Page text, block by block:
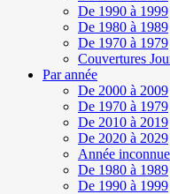
De 1990 à 1999
De 1980 à 1989
De 1970 à 1979
Couvertures
Par année
De 2000 à 2009
De 1970 à 1979
De 2010 à 2019
De 2020 à 2029
Année inconnue
De 1980 à 1989
De 1990 à 1999